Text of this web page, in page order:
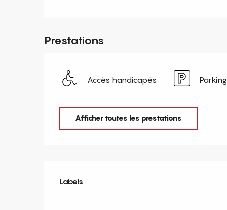
Prestations
Accès handicapés Parking
Afficher toutes les prestations
Labels
Labels